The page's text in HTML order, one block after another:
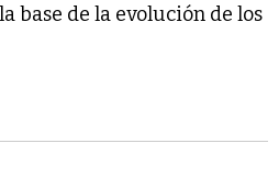
base de la evolución de los